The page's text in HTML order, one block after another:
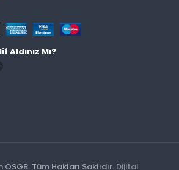
Aldınız Mı?
Tüm Hakları Saklıdır. Dijital